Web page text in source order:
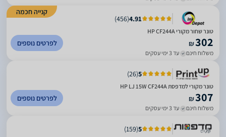
קנייה חכמה
4.91
(
456
)
טונר שחור מקורי HP CF244A
₪302
משלוח חינם עד 3 ימי עסקים
לפרטים נוספים
5
(
26
)
טונר מקורי למדפסת HP LJ 15W CF244A
₪307
משלוח חינם עד 3 ימי עסקים
לפרטים נוספים
5
(
159
)